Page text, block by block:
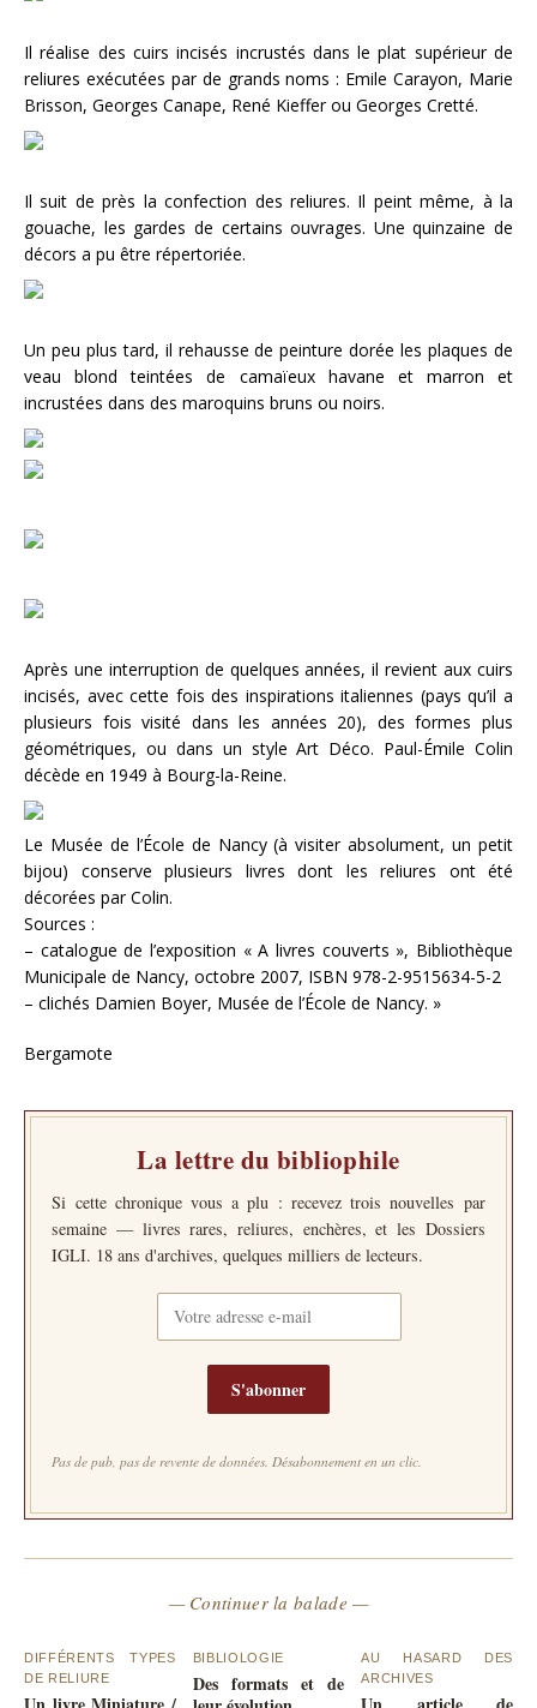
Il réalise des cuirs incisés incrustés dans le plat supérieur de
reliures exécutées par de grands noms : Emile Carayon, Marie
Brisson, Georges Canape, René Kieffer ou Georges Cretté.
Il suit de près la confection des reliures. Il peint même, à la
gouache, les gardes de certains ouvrages. Une quinzaine de
décors a pu être répertoriée.
Un peu plus tard, il rehausse de peinture dorée les plaques de
veau blond teintées de camaïeux havane et marron et
incrustées dans des maroquins bruns ou noirs.
Après une interruption de quelques années, il revient aux cuirs
incisés, avec cette fois des inspirations italiennes (pays qu’il a
plusieurs fois visité dans les années 20), des formes plus
géométriques, ou dans un style Art Déco. Paul-Émile Colin
décède en 1949 à Bourg-la-Reine.
Le Musée de l’École de Nancy (à visiter absolument, un petit
bijou) conserve plusieurs livres dont les reliures ont été
décorées par Colin.
Sources :
– catalogue de l’exposition « A livres couverts », Bibliothèque
Municipale de Nancy, octobre 2007, ISBN 978-2-9515634-5-2
– clichés Damien Boyer, Musée de l’École de Nancy. »
Bergamote
La lettre du bibliophile
Si cette chronique vous a plu : recevez trois nouvelles par
semaine — livres rares, reliures, enchères, et les Dossiers
IGLI. 18 ans d'archives, quelques milliers de lecteurs.
S'abonner
Pas de pub, pas de revente de données. Désabonnement en un clic.
— Continuer la balade —
DIFFÉRENTS TYPES
DE RELIURE
BIBLIOLOGIE
Des formats et de
AU HASARD DES
ARCHIVES